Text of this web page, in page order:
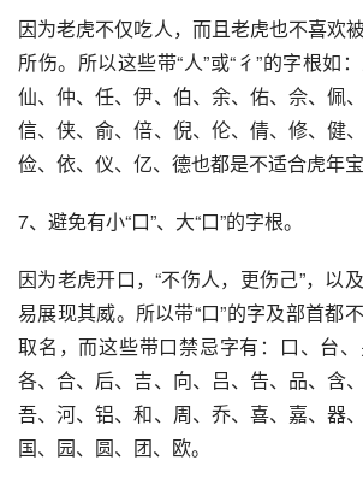
因为老虎不仅吃人，而且老虎也不喜欢
所伤。所以这些带“人”或“彳”的字根如
仙、仲、任、伊、伯、余、佑、佘、佩
信、侠、俞、倍、倪、伦、倩、修、健
俭、依、仪、亿、德也都是不适合虎年
7、避免有小“口”、大“口”的字根。
因为老虎开口，“不伤人，更伤己”，以
易展现其威。所以带“口”的字及部首都
取名，而这些带口禁忌字有：口、台、
各、合、后、吉、向、吕、告、品、含
吾、河、铝、和、周、乔、喜、嘉、器
国、园、圆、团、欧。